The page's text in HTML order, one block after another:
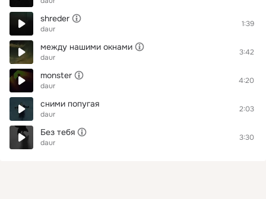
shreder
daur
1:39
между нашими окнами
daur
3:42
monster
daur
4:20
сними попугая
daur
2:03
Без тебя
daur
3:30